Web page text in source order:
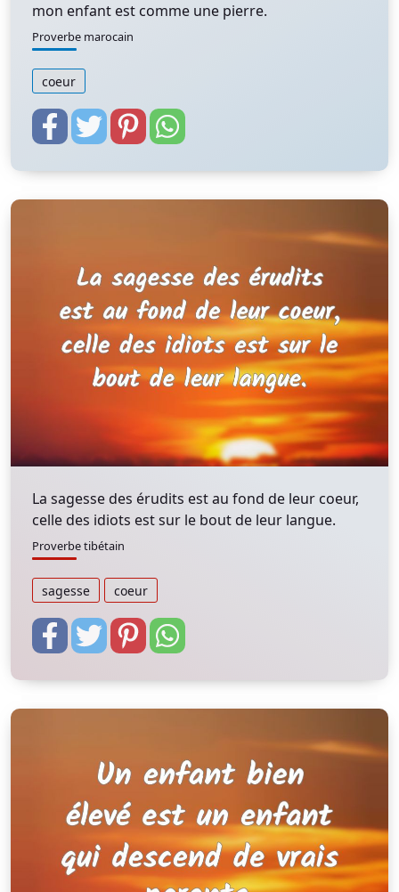
mon enfant est comme une pierre.
Proverbe marocain
coeur
La sagesse des érudits est au fond de leur coeur,
celle des idiots est sur le bout de leur langue.
Proverbe tibétain
sagesse coeur